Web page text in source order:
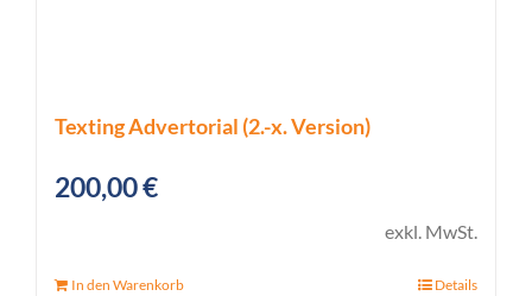
Texting Advertorial (2.-x. Version)
200,00€
exkl. MwSt.
In den Warenkorb Details